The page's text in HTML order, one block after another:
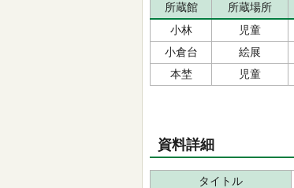
所蔵館 所蔵場所
小林
児童
小倉台
絵展
本埜
児童
資料詳細
タイトル